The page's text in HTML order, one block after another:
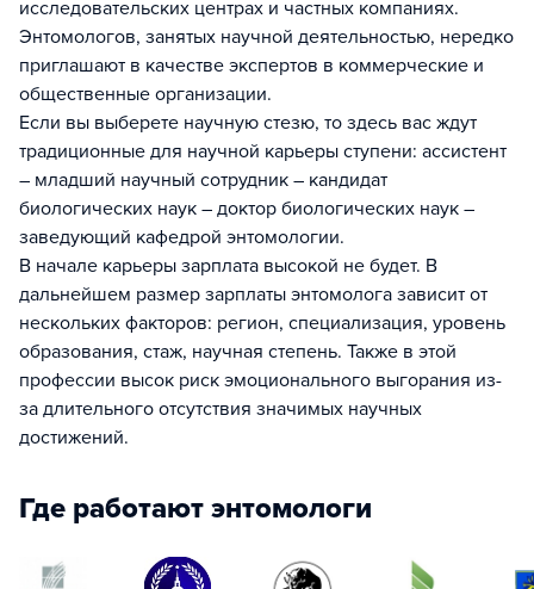
исследовательских центрах и частных компаниях.
Энтомологов, занятых научной деятельностью, нередко
приглашают в качестве экспертов в коммерческие и
общественные организации.
Если вы выберете научную стезю, то здесь вас ждут
традиционные для научной карьеры ступени: ассистент
– младший научный сотрудник – кандидат
биологических наук – доктор биологических наук –
заведующий кафедрой энтомологии.
В начале карьеры зарплата высокой не будет. В
дальнейшем размер зарплаты энтомолога зависит от
нескольких факторов: регион, специализация, уровень
образования, стаж, научная степень. Также в этой
профессии высок риск эмоционального выгорания из-
за длительного отсутствия значимых научных
достижений.
Где работают энтомологи